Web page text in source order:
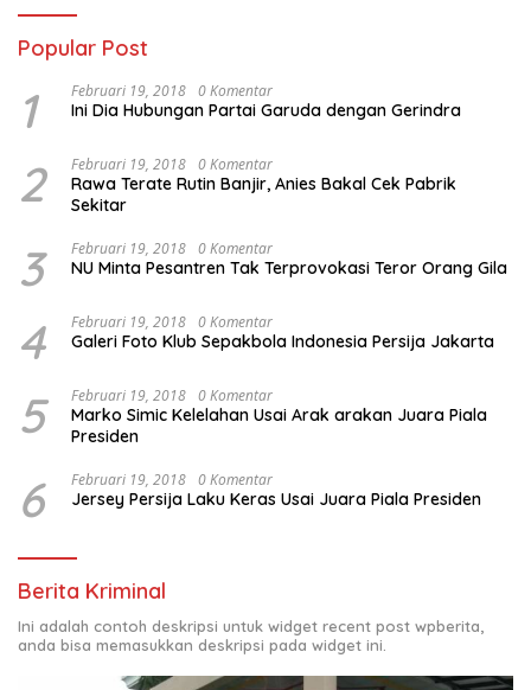
Popular Post
1 Februari 19, 2018 0 Komentar
Ini Dia Hubungan Partai Garuda dengan Gerindra
2 Februari 19, 2018 0 Komentar
Rawa Terate Rutin Banjir, Anies Bakal Cek Pabrik
Sekitar
3 Februari 19, 2018 0 Komentar
NU Minta Pesantren Tak Terprovokasi Teror Orang Gila
4 Februari 19, 2018 0 Komentar
Galeri Foto Klub Sepakbola Indonesia Persija Jakarta
5 Februari 19, 2018 0 Komentar
Marko Simic Kelelahan Usai Arak arakan Juara Piala
Presiden
6 Februari 19, 2018 0 Komentar
Jersey Persija Laku Keras Usai Juara Piala Presiden
Berita Kriminal
Ini adalah contoh deskripsi untuk widget recent post wpberita,
anda bisa memasukkan deskripsi pada widget ini.